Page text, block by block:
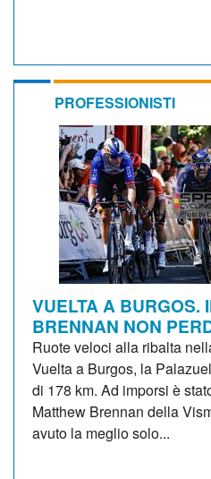
PROFESSIONISTI
VUELTA A BURGOS.
BRENNAN NON
Ruote veloci alla ribalta
Vuelta a Burgos, la
di 178 km. Ad imporsi è
Matthew Brennan della
avuto la meglio solo...